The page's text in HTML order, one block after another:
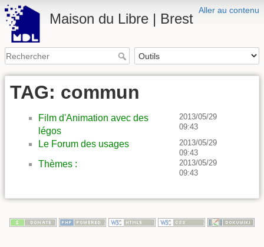
Aller au contenu
Maison du Libre | Brest
TAG: commun
Film d'Animation avec des
légos
2013/05/29
09:43
Le Forum des usages
2013/05/29
09:43
Thèmes :
2013/05/29
09:43